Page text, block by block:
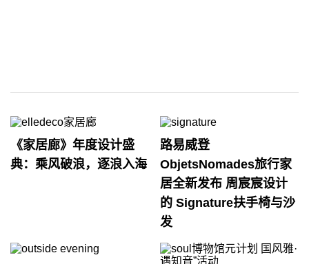
《家居廊》年度设计盛
典：乘风破浪，逐浪入海
路易威登
ObjetsNomades旅行家
居全新发布 周宸宸设计
的 Signature扶手椅与沙
发